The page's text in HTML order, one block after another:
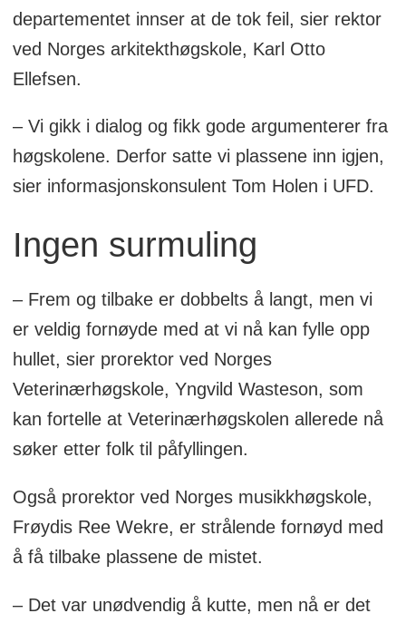
departementet innser at de tok feil, sier rektor
ved Norges arkitekthøgskole, Karl Otto
Ellefsen.
– Vi gikk i dialog og fikk gode argumenterer fra
høgskolene. Derfor satte vi plassene inn igjen,
sier informasjonskonsulent Tom Holen i UFD.
Ingen surmuling
– Frem og tilbake er dobbelts å langt, men vi
er veldig fornøyde med at vi nå kan fylle opp
hullet, sier prorektor ved Norges
Veterinærhøgskole, Yngvild Wasteson, som
kan fortelle at Veterinærhøgskolen allerede nå
søker etter folk til påfyllingen.
Også prorektor ved Norges musikkhøgskole,
Frøydis Ree Wekre, er strålende fornøyd med
å få tilbake plassene de mistet.
– Det var unødvendig å kutte, men nå er det